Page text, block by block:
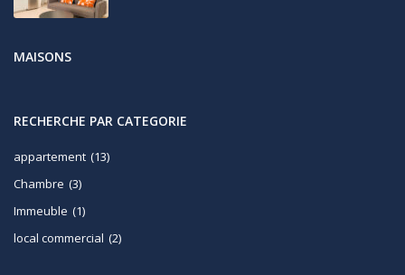
MAISONS
RECHERCHE PAR CATEGORIE
appartement (13)
Chambre (3)
Immeuble (1)
local commercial (2)